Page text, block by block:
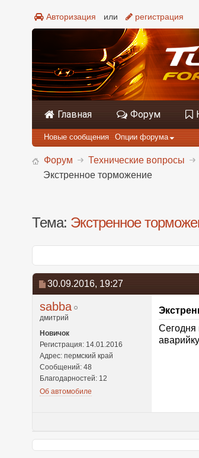
Авторизация или регистрация
Главная Форум
Новые сообщения Опции форума
Форум Технические вопросы
Экстренное торможение
Тема: Экстренное
30.09.2016, 19:27
sabba
дмитрий
Новичок
Регистрация: 14.01.2016
Адрес: пермский край
Сообщений: 48
Благодарностей: 12
Об автомобиле
Сегодня